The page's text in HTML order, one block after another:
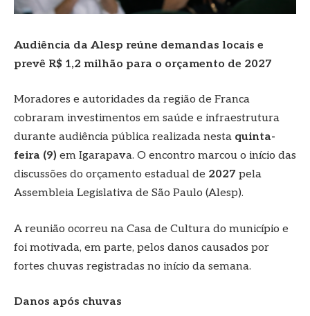
Audiência da Alesp reúne demandas locais e
prevê R$ 1,2 milhão para o orçamento de 2027
Moradores e autoridades da região de Franca
cobraram investimentos em saúde e infraestrutura
durante audiência pública realizada nesta quinta-
feira (9) em Igarapava. O encontro marcou o início das
discussões do orçamento estadual de 2027 pela
Assembleia Legislativa de São Paulo (Alesp).
A reunião ocorreu na Casa de Cultura do município e
foi motivada, em parte, pelos danos causados por
fortes chuvas registradas no início da semana.
Danos após chuvas